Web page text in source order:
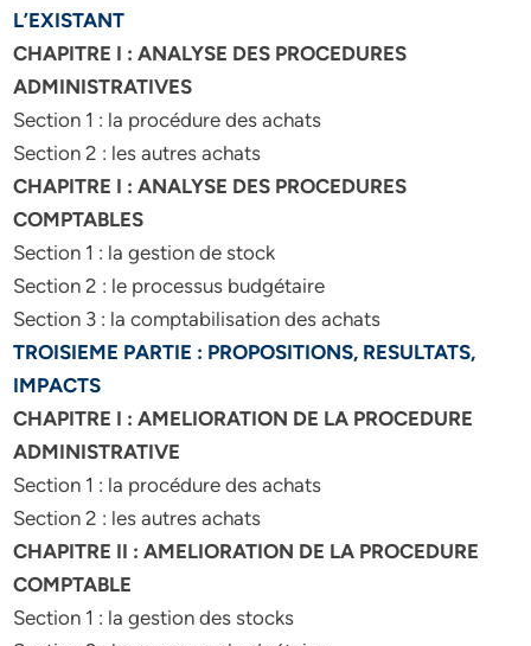
L’EXISTANT
CHAPITRE I : ANALYSE DES PROCEDURES
ADMINISTRATIVES
Section 1 : la procédure des achats
Section 2 : les autres achats
CHAPITRE I : ANALYSE DES PROCEDURES
COMPTABLES
Section 1 : la gestion de stock
Section 2 : le processus budgétaire
Section 3 : la comptabilisation des achats
TROISIEME PARTIE : PROPOSITIONS, RESULTATS,
IMPACTS
CHAPITRE I : AMELIORATION DE LA PROCEDURE
ADMINISTRATIVE
Section 1 : la procédure des achats
Section 2 : les autres achats
CHAPITRE II : AMELIORATION DE LA PROCEDURE
COMPTABLE
Section 1 : la gestion des stocks